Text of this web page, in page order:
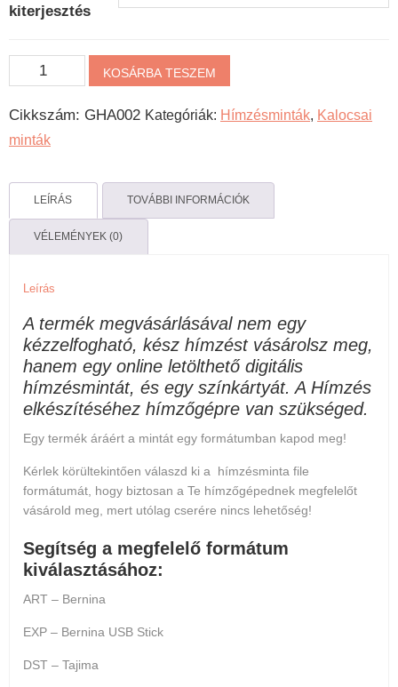
kiterjesztés
Kalocsai
gépi
hímzésminta
-
csokor
mennyiség
KOSÁRBA TESZEM
Cikkszám: GHA002 Kategóriák: Hímzésminták, Kalocsai
minták
LEÍRÁS TOVÁBBI INFORMÁCIÓK
VÉLEMÉNYEK (0)
Leírás
A termék megvásárlásával nem egy
kézzelfogható, kész hímzést vásárolsz meg,
hanem egy online letölthető digitális
hímzésmintát, és egy színkártyát. A Hímzés
elkészítéséhez hímzőgépre van szükséged.
Egy termék áráért a mintát egy formátumban kapod meg!
Kérlek körültekintően válaszd ki a hímzésminta file
formátumát, hogy biztosan a Te hímzőgépednek megfelelőt
vásárold meg, mert utólag cserére nincs lehetőség!
Segítség a megfelelő formátum
kiválasztásához:
ART – Bernina
EXP – Bernina USB Stick
DST – Tajima